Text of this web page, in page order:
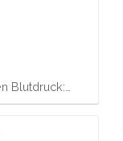
Blutdruck:…